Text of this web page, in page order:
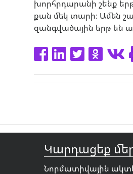
խորհրդարանի շենք
քան մեկ տարի։ Ամեն
զանգվածային երթ են
Կարդացեք
Նորմատիվային